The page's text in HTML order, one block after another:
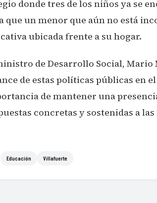
donde tres de los niños ya se
que un menor que aún no está
ubicada frente a su hogar.
de Desarrollo Social,
de estas políticas públicas en
de mantener una
concretas y sostenidas a
Educación Villafuerte